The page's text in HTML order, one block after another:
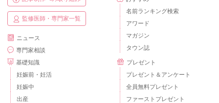
監修医師・専門家一覧
ニュース
専門家相談
基礎知識
妊娠前・妊活
妊娠中
出産
名前ランキング検索
アワード
マガジン
タウン誌
プレゼント
プレゼント＆アンケート
全員無料プレゼント
ファーストプレゼント